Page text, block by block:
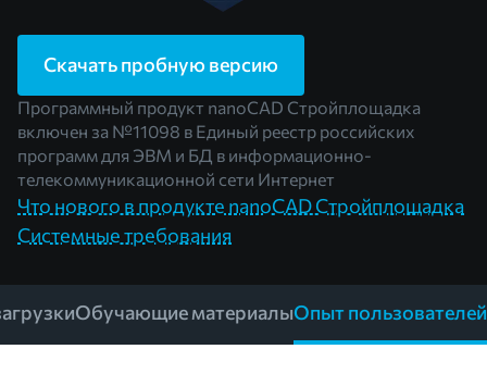
Скачать пробную версию
Программный продукт nanoCAD Стройплощадка
включен за №11098 в Единый реестр российских
программ для ЭВМ и БД в информационно-
телекоммуникационной сети Интернет
Что нового в продукте nanoCAD Стройплощадка
Системные требования
Обучающие материалыОпыт пользователей